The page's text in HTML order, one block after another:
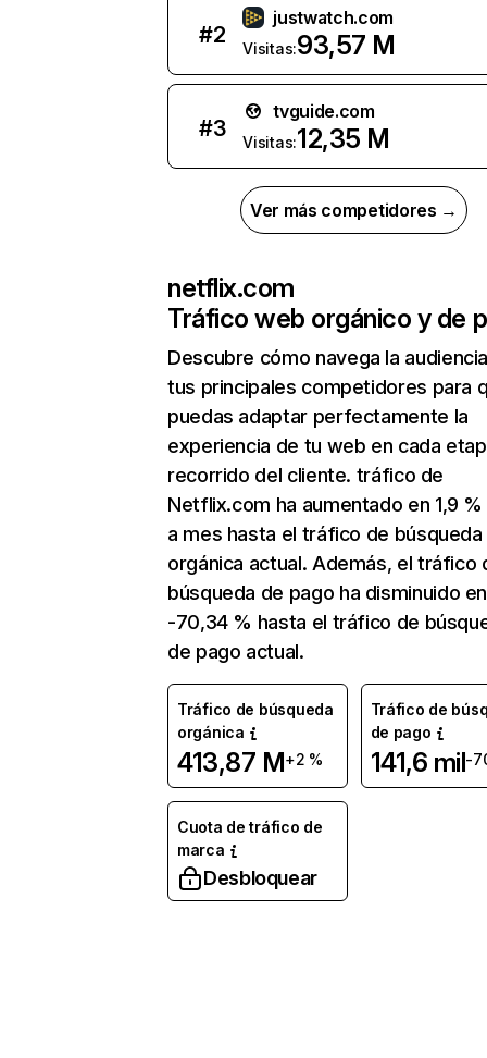
#2
justwatch.com
Visitas:93,57 M
#3
tvguide.com
Visitas:12,35 M
Ver más competidores →
netflix.com
Tráfico web orgánico y de
Descubre cómo navega la
tus principales competidores para
puedas adaptar perfectamente la
experiencia de tu web en cada
recorrido del cliente. tráfico de
Netflix.com ha aumentado en 1,9
a mes hasta el tráfico de búsqueda
orgánica actual. Además, el tráfico
búsqueda de pago ha disminuido en
-70,34 % hasta el tráfico de
de pago actual.
Tráfico de búsqueda
orgánica
413,87 M+2 %
Tráfico de
de pago
141,6 mil-
Cuota de tráfico de
marca
Desbloquear